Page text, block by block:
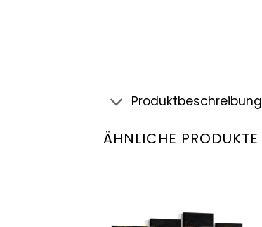
Produktbeschreibung
ÄHNLICHE PRODUKTE